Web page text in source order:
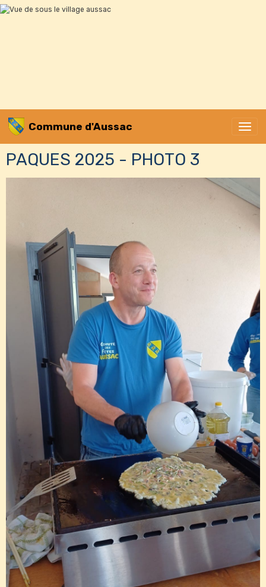
Commune d'Aussac
PAQUES 2025 - PHOTO 3